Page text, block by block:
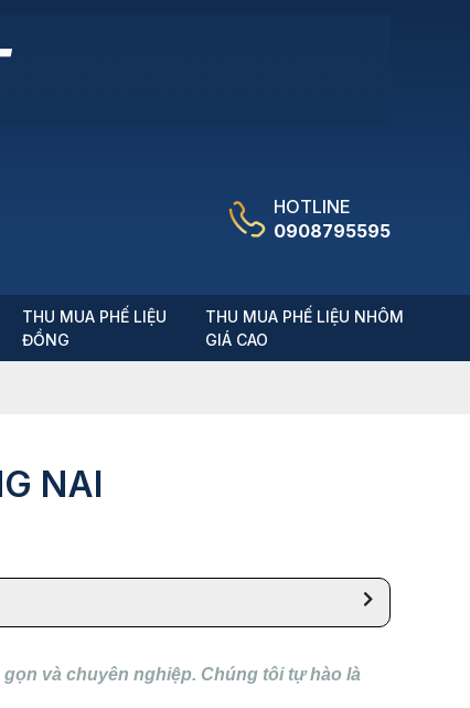
HOTLINE
0908795595
THU MUA PHẾ LIỆU
ĐỒNG
THU MUA PHẾ LIỆU NHÔM
GIÁ CAO
NAI
và chuyên nghiệp. Chúng tôi tự hào là